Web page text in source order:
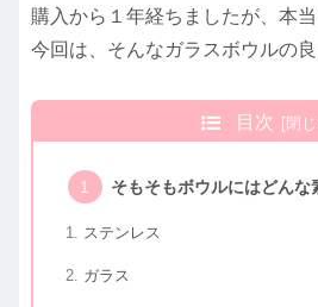
購入から１年経ちましたが、本
今回は、そんなガラスボウルの
目次
そもそもボウルにはどんな
ステンレス
ガラス